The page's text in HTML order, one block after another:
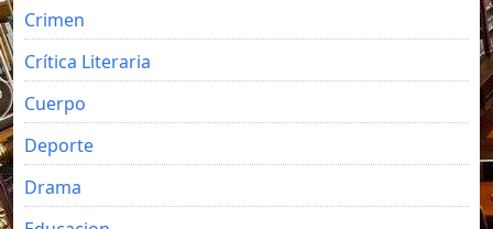
Crimen
Crítica Literaria
Cuerpo
Deporte
Drama